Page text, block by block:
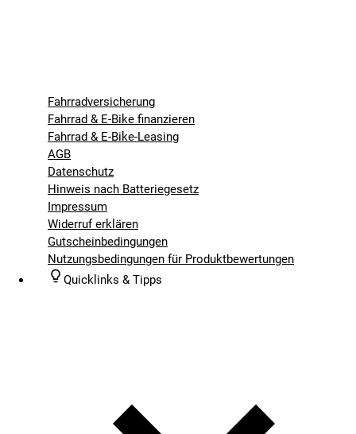
Fahrradversicherung
Fahrrad & E-Bike finanzieren
Fahrrad & E-Bike-Leasing
AGB
Datenschutz
Hinweis nach Batteriegesetz
Impressum
Widerruf erklären
Gutscheinbedingungen
Nutzungsbedingungen für Produktbewertungen
Quicklinks & Tipps